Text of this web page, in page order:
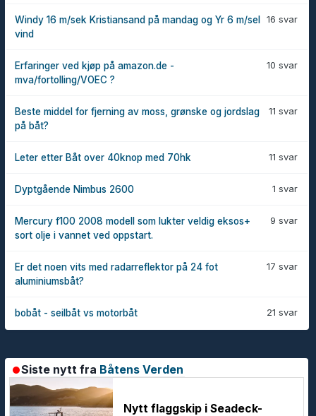
16 svar
Windy 16 m/sek Kristiansand på mandag og Yr 6 m/sel
vind
10 svar
Erfaringer ved kjøp på amazon.de -
mva/fortolling/VOEC ?
11 svar
Beste middel for fjerning av moss, grønske og jordslag
på båt?
11 svar
Leter etter Båt over 40knop med 70hk
1 svar
Dyptgående Nimbus 2600
9 svar
Mercury f100 2008 modell som lukter veldig eksos+
sort olje i vannet ved oppstart.
17 svar
Er det noen vits med radarreflektor på 24 fot
aluminiumsbåt?
21 svar
bobåt - seilbåt vs motorbåt
Siste nytt fra Båtens Verden
Nytt flaggskip i Seadeck-